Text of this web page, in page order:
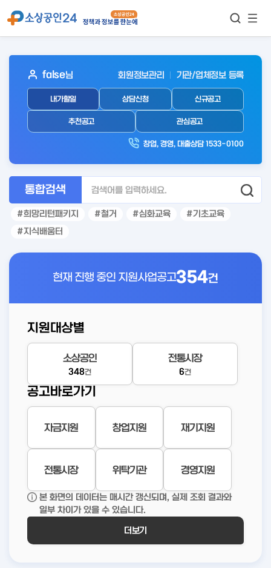
보기
아
웃
로
인
false님 회원정보관리 기관/업체정보 등록
내가할일 상담신청 신규공고
추천공고 관심공고
창업, 경영, 대출상담 1533-0100
통합검색
희망리턴패키지 철거 심화교육
기초교육
지식배움터
현재 진행 중인 지원사업공고354건
지원대상별
소상공인
348건
전통시장
6건
공고바로가기
자금지원 창업지원 재기지원
전통시장 위탁기관 경영지원
본 화면의 데이터는 매시간 갱신되며, 실제 조회 결과와
일부 차이가 있을 수 있습니다.
더보기